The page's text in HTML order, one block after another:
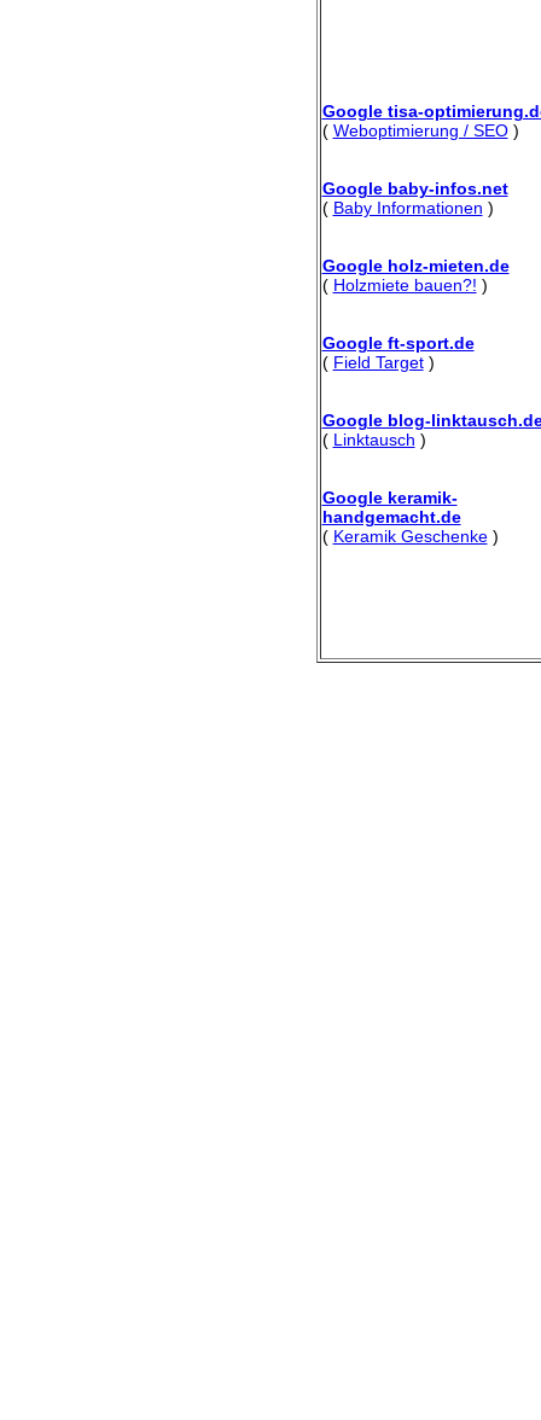
Google tisa-
( Weboptimierung / SEO)
Google baby-infos.net
( Baby Informationen )
Google holz-mieten.de
( Holzmiete bauen?! )
Google ft-sport.de
( Field Target)
Google blog-
( Linktausch )
Google keramik-
handgemacht.de
( Keramik Geschenke)